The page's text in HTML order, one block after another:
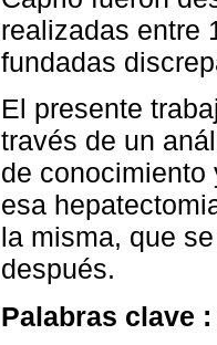
realizadas entre
fundadas
El presente
través de un
de conocimiento
esa
la misma, que
después.
Palabras clave :